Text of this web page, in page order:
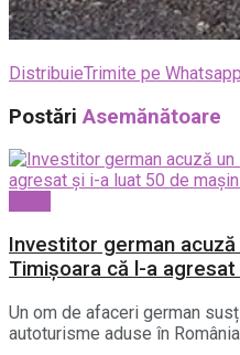
DistribuieTrimite pe Whatsapp
PostăriAsemănătoare
Investitor german acuză
Timișoara că l-a
Un om de afaceri german
autoturisme aduse în